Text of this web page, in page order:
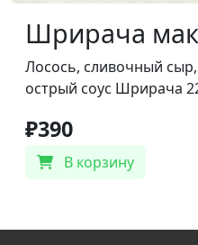
Шрирача
Лосось, сливочный
острый соус Шрирача
₽390
В корзину